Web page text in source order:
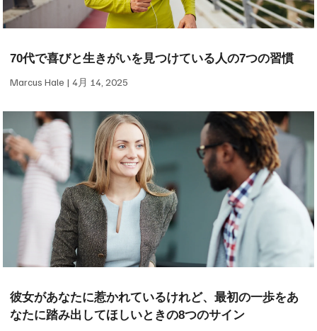
70代で喜びと生きがいを見つけている人の7つの習慣
Marcus Hale 4月 14, 2025
彼女があなたに惹かれているけれど、最初の一歩をあ
なたに踏み出してほしいときの8つのサイン